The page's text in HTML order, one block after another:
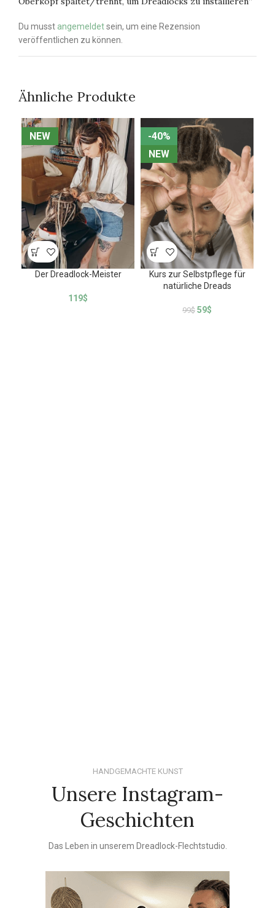
Du musst angemeldetsein, um eine Rezension
veröffentlichen zu können.
Ähnliche Produkte
NEW
NEW
Der Dreadlock-Meister
119$
-40%
NEW
-40%
NEW
Kurs zur Selbstpflege für
natürliche Dreads
99$ 59$
HANDGEMACHTE KUNST
Unsere Instagram-
Geschichten
Das Leben in unserem Dreadlock-Flechtstudio.